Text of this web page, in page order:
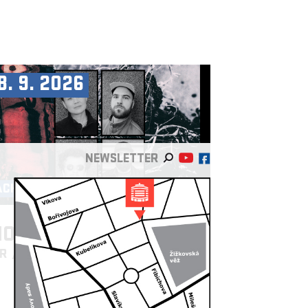
9. 2026
& PALÁC AKROPOLIS
& MC DÄLEK
/AT
NEWSLETTER